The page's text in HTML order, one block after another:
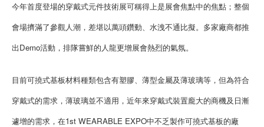
今年首度登場的穿戴式元件技術展可稱得上是展會焦點中的焦點；整個
會場擠滿了參觀人潮，差堪以萬頭鑽動、水洩不通比擬。多家廠商都推
出Demo活動，排隊嘗鮮的人龍更增展會熱烈的氣氛。
目前可撓式基板材料種類包含有塑膠、薄型金屬及薄玻璃等，但為符合
穿戴式的需求，薄玻璃並不適用，近年來穿戴式裝置龐大的商機及日漸
遽增的需求，在1st WEARABLE EXPO中不乏製作可撓式基板的廠